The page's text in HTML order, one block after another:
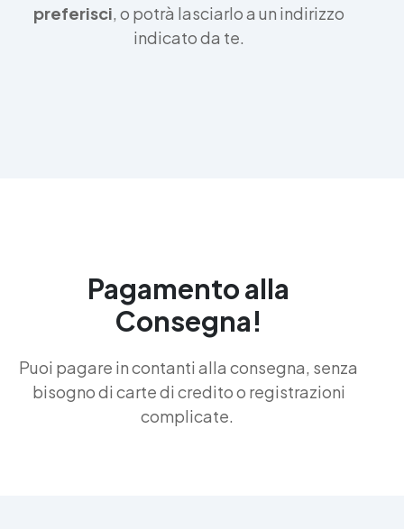
preferisci, o potrà lasciarlo a un indirizzo
indicato da te.
Pagamento alla
Consegna!
Puoi pagare in contanti alla consegna, senza
bisogno di carte di credito o registrazioni
complicate.